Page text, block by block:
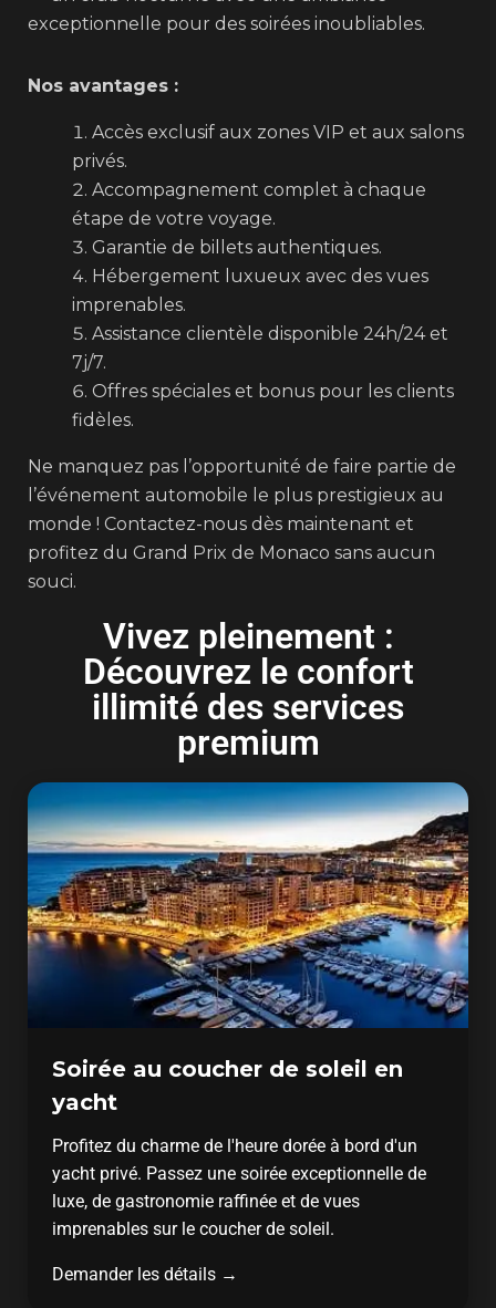
exceptionnelle pour des soirées inoubliables.
Nos avantages :
Accès exclusif aux zones VIP et aux salons
privés.
Accompagnement complet à chaque
étape de votre voyage.
Garantie de billets authentiques.
Hébergement luxueux avec des vues
imprenables.
Assistance clientèle disponible 24h/24 et
7j/7.
Offres spéciales et bonus pour les clients
fidèles.
Ne manquez pas l’opportunité de faire partie de
l’événement automobile le plus prestigieux au
monde ! Contactez-nous dès maintenant et
profitez du Grand Prix de Monaco sans aucun
souci.
Vivez pleinement :
Découvrez le confort
illimité des services
premium
Soirée au coucher de soleil en
yacht
Profitez du charme de l'heure dorée à bord d'un
yacht privé. Passez une soirée exceptionnelle de
luxe, de gastronomie raffinée et de vues
imprenables sur le coucher de soleil.
Demander les détails →